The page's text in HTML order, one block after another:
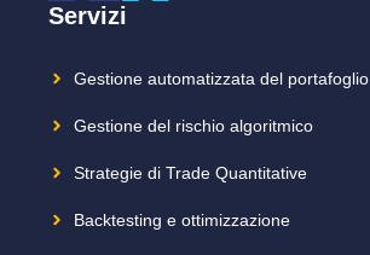
Servizi
Gestione automatizzata del portafoglio
Gestione del rischio algoritmico
Strategie di Trade Quantitative
Backtesting e ottimizzazione